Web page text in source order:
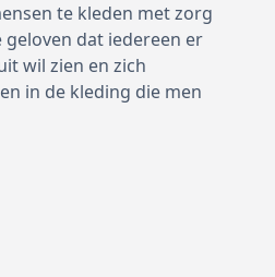
te kleden met zorg
geloven dat iedereen er
wil zien en zich
in de kleding die men